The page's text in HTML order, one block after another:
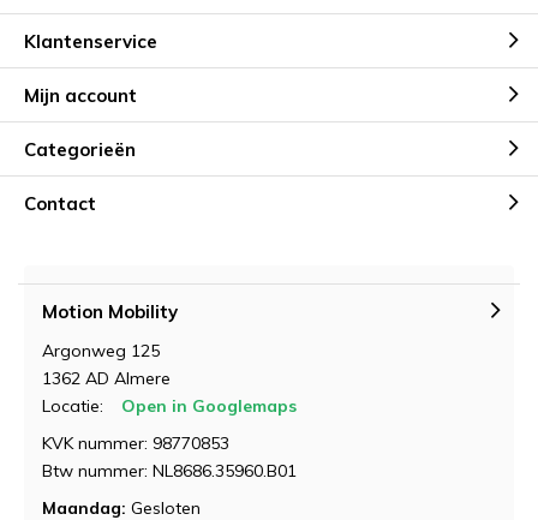
Klantenservice
Mijn account
Categorieën
Contact
Motion Mobility
Argonweg 125
1362 AD Almere
Locatie:
Open in Googlemaps
KVK nummer: 98770853
Btw nummer: NL8686.35960.B01
Maandag: Gesloten